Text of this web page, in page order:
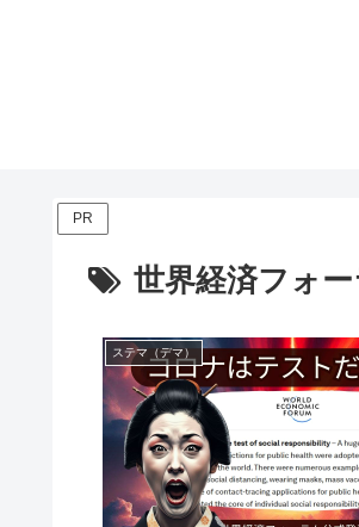
PR
世界経済フォ
ステマ（デマ）